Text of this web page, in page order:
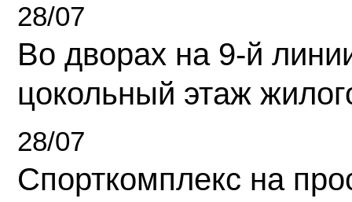
28/07
Во дворах на 9-й
цокольный этаж
28/07
Спорткомплекс на